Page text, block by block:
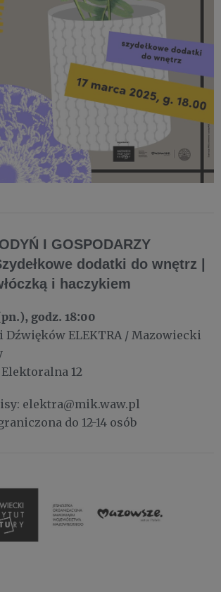
I GOSPODARZY
dodatki do wnętrz |
i haczykiem
godz. 18:00
Dźwięków ELEKTRA / Mazowiecki
Elektoralna 12
elektra@mik.waw.pl
do 12-14 osób